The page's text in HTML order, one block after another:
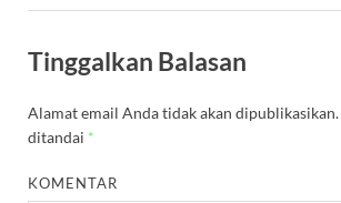
Tinggalkan Balasan
Alamat email Anda tidak akan dipublikasikan.
ditandai *
KOMENTAR